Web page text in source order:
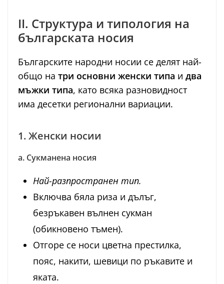
II. Структура и типология на
българската носия
Българските народни носии се делят най-
общо на три основни женски типа и два
мъжки типа, като всяка разновидност
има десетки регионални вариации.
1. Женски носии
а. Сукманена носия
Най-разпространен тип.
Включва бяла риза и дълъг,
безръкавен вълнен сукман
(обикновено тъмен).
Отгоре се носи цветна престилка,
пояс, накити, шевици по ръкавите и
яката.